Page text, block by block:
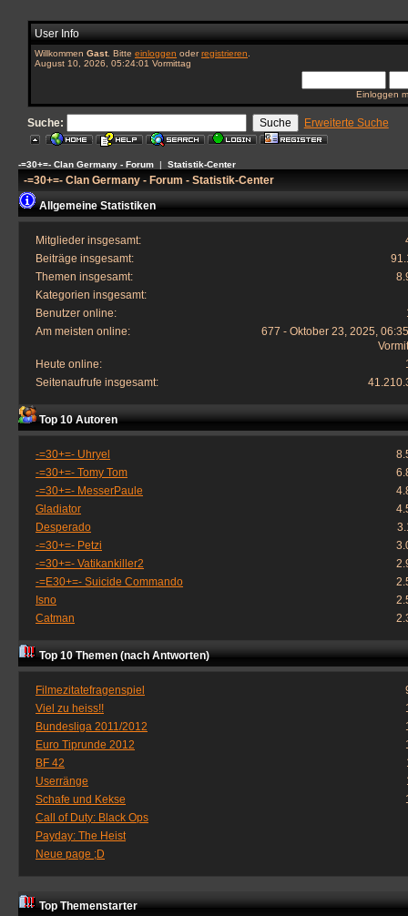
User Info
Willkommen Gast. Bitte einloggen oderregistrieren
August 10, 2026, 05:24:01 Vormittag
Einloggen
Suche: Erweiterte Suche
-=30+=- Clan Germany - Forum | Statistik-Center
-=30+=- Clan Germany - Forum - Statistik-Center
Allgemeine Statistiken
Mitglieder insgesamt:
Beiträge insgesamt:
Themen insgesamt:
Kategorien insgesamt:
Benutzer online:
Am meisten online:
677 - Oktober 23, 2025,
Heute online:
Seitenaufrufe insgesamt:
Top 10 Autoren
-=30+=- Uhryel
-=30+=- Tomy Tom
-=30+=- MesserPaule
Gladiator
Desperado
-=30+=- Petzi
-=30+=- Vatikankiller2
-=E30+=- Suicide Commando
Isno
Catman
Top 10 Themen (nach Antworten)
Filmezitatefragenspiel
Viel zu heiss!!
Bundesliga 2011/2012
Euro Tiprunde 2012
BF 42
Userränge
Schafe und Kekse
Call of Duty: Black Ops
Payday: The Heist
Neue page ;D
Top Themenstarter